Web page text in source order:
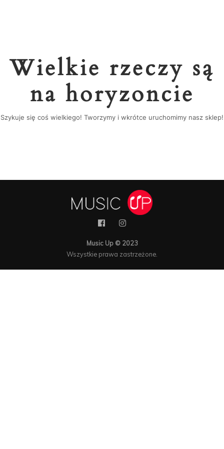
Wielkie rzeczy są
na horyzoncie
Szykuje się coś wielkiego! Tworzymy i wkrótce uruchomimy nasz sklep!
Music Up © 2023
Wszystkie prawa zastrzeżone.